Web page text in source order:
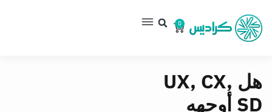
0
هل UX, CX,
SD أوجهه